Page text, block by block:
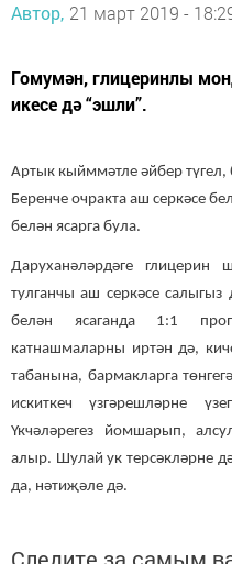
Автор, 21 март 2019 -
​​​​​​​Гомумән, глицеринлы
икесе дә “эшли”.
Артык кыйммәтле әйбер
Беренче очракта аш серкәсе
белән ясарга була.
Даруханәләрдәге
тулганчы аш серкәсе
белән ясаганда 1:1
катнашмаларны иртән дә,
табанына, бармакларга
искиткеч үзгәрешләрне
Үкчәләрегез йомшарып,
алыр. Шулай ук терсәкләрне
да, нәтиҗәле дә.